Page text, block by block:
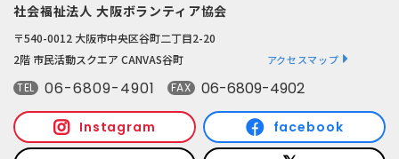
社会福祉法人 大阪ボランティア協会
〒540-0012 大阪市中央区谷町二丁目2-20
2階 市民活動スクエア CANVAS谷町
アクセスマップ
TEL 06-6809-4901 FAX 06-6809-4902
Instagram facebook